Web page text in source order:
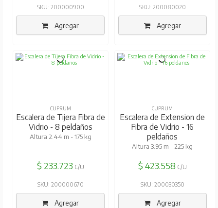
SKU: 200000900
Agregar
SKU: 200080020
Agregar
CUPRUM
Escalera de Tijera Fibra de
Vidrio - 8 peldaños
Altura 2.44 m - 175 kg
$ 233.723 C/U
SKU: 200000670
Agregar
CUPRUM
Escalera de Extension de
Fibra de Vidrio - 16
peldaños
Altura 3.95 m - 225 kg
$ 423.558 C/U
SKU: 200030350
Agregar